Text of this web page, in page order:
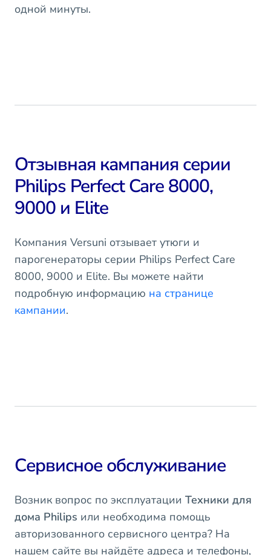
одной минуты.
Отзывная кампания серии
Philips Perfect Care 8000,
9000 и Elite
Компания Versuni отзывает утюги и
парогенераторы серии Philips Perfect Care
8000, 9000 и Elite. Вы можете найти
подробную информацию на странице
кампании.
Сервисное обслуживание
Возник вопрос по эксплуатации Техники для
дома Philips или необходима помощь
авторизованного сервисного центра? На
нашем сайте вы найдёте адреса и телефоны,